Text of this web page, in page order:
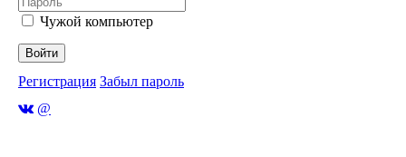
Чужой компьютер
Войти
Регистрация Забыл пароль
@